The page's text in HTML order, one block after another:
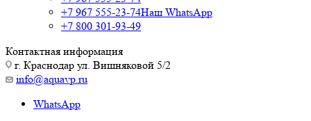
+7 967 555-23-74Наш WhatsApp
+7 800 301-93-49
Контактная информация
г. Краснодар ул. Вишняковой 5/2
info@aquavp.ru
WhatsApp